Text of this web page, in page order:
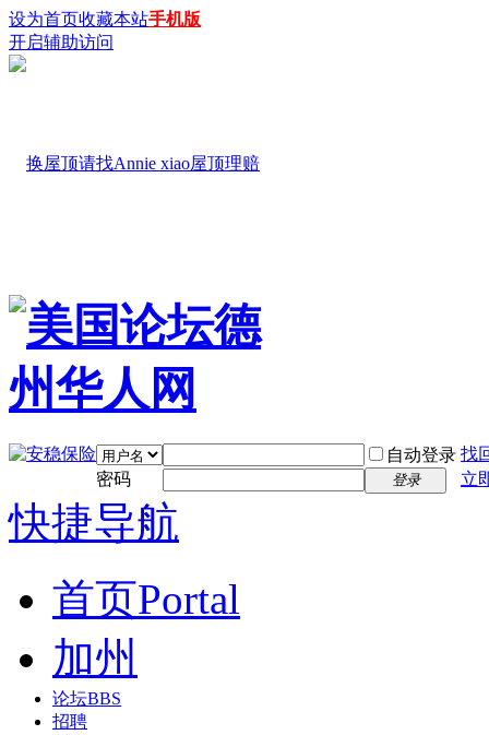
设为首页收藏本站手机版
开启辅助访问
自动登录 找
密码
登录 立
快捷导航
首页Portal
加州
论坛BBS
招聘